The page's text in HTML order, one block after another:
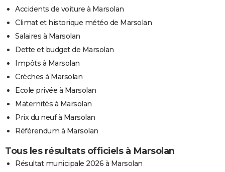
Accidents de voiture à Marsolan
Climat et historique météo de Marsolan
Salaires à Marsolan
Dette et budget de Marsolan
Impôts à Marsolan
Crèches à Marsolan
Ecole privée à Marsolan
Maternités à Marsolan
Prix du neuf à Marsolan
Référendum à Marsolan
Tous les résultats officiels à Marsolan
Résultat municipale 2026 à Marsolan